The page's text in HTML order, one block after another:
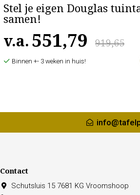
Stel je eigen Douglas
samen!
v.a. 919,65
551,79
Binnen +- 3 weken in huis!
Contact
Schutsluis 15 7681 KG Vroomshoop